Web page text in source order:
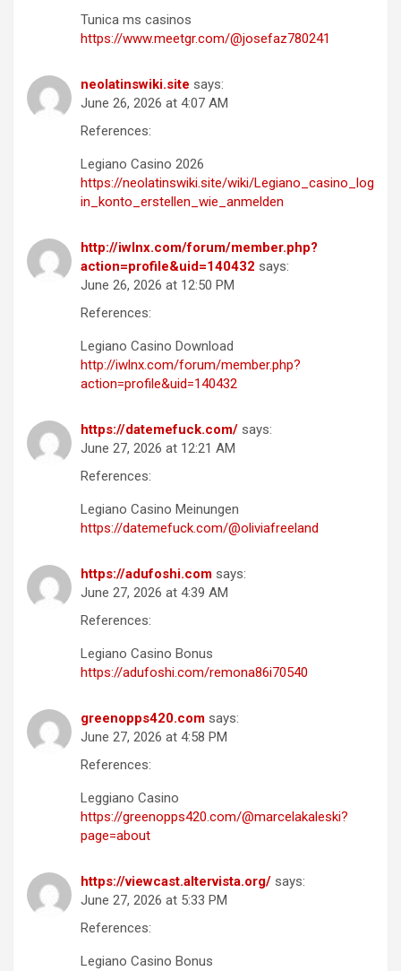
Tunica ms casinos
https://www.meetgr.com/@josefaz780241
neolatinswiki.site says:
June 26, 2026 at 4:07 AM
References:
Legiano Casino 2026
https://neolatinswiki.site/wiki/Legiano_casino_log
in_konto_erstellen_wie_anmelden
http://iwlnx.com/forum/member.php?
action=profile&uid=140432 says:
June 26, 2026 at 12:50 PM
References:
Legiano Casino Download
http://iwlnx.com/forum/member.php?
action=profile&uid=140432
https://datemefuck.com/ says:
June 27, 2026 at 12:21 AM
References:
Legiano Casino Meinungen
https://datemefuck.com/@oliviafreeland
https://adufoshi.com says:
June 27, 2026 at 4:39 AM
References:
Legiano Casino Bonus
https://adufoshi.com/remona86i70540
greenopps420.com says:
June 27, 2026 at 4:58 PM
References:
Leggiano Casino
https://greenopps420.com/@marcelakaleski?
page=about
https://viewcast.altervista.org/ says:
June 27, 2026 at 5:33 PM
References:
Legiano Casino Bonus